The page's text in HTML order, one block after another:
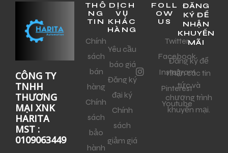
CÔNG TY
TNHH
THƯƠNG
MẠI XNK
HARITA
MST :
0109063449
THÔ
NG
TIN
Chính
sách
bán
hàng
Chính
sách
bảo
hành
DỊCH
VỤ
KHÁC
HÀNG
Yêu cầu
báo giá
Đăng ký
đại ký
Chính
sách
giảm giá
FOLL
OW
US
Twitter
Facebook
Instagram
Pinterest
Youtube
ĐĂNG
KÝ ĐỂ
NHẬN
KHUYẾN
MÃI
Đăng ký để
nhận các tin
tức và
chương trình
khuyến mại.